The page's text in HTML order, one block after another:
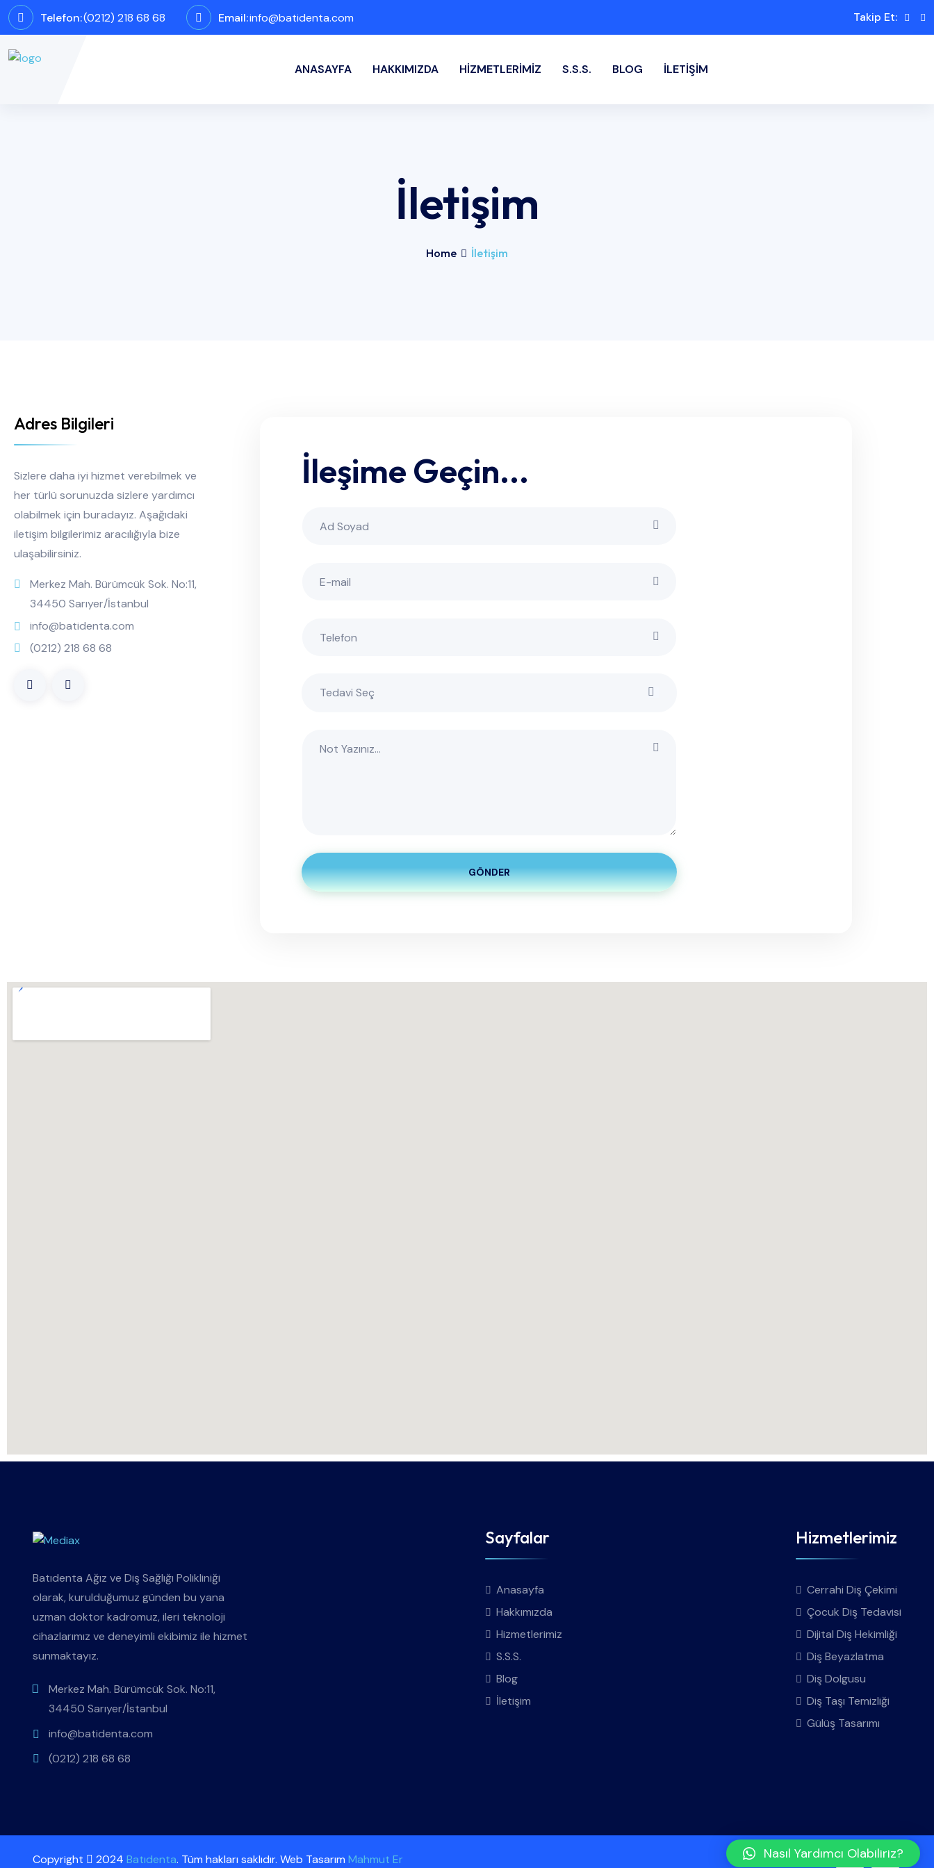
Telefon:(0212) 218 68 68 Email:info@batidenta.com Takip Et:
ANASAYFA HAKKIMIZDA HIZMETLERIMIZ S.S.S. BLOG İLETIŞIM
İletişim
Home İletişim
Adres Bilgileri
Sizlere daha iyi hizmet verebilmek ve
her türlü sorunuzda sizlere yardımcı
olabilmek için buradayız. Aşağıdaki
iletişim bilgilerimiz aracılığıyla bize
ulaşabilirsiniz.
Merkez Mah. Bürümcük Sok. No:11,
34450 Sarıyer/İstanbul
info@batidenta.com
(0212) 218 68 68
İleşime Geçin...
Batıdenta Ağız ve Diş Sağlığı Polikliniği
olarak, kurulduğumuz günden bu yana
uzman doktor kadromuz, ileri teknoloji
cihazlarımız ve deneyimli ekibimiz ile hizmet
sunmaktayız.
Merkez Mah. Bürümcük Sok. No:11,
34450 Sarıyer/İstanbul
info@batidenta.com
(0212) 218 68 68
Sayfalar
Anasayfa
Hakkımızda
Hizmetlerimiz
S.S.S.
Blog
İletişim
Hizmetlerimiz
Cerrahi Diş Çekimi
Çocuk Diş Tedavisi
Dijital Diş Hekimliği
Diş Beyazlatma
Diş Dolgusu
Diş Taşı Temizliği
Gülüş Tasarımı
Copyright 2024 Batıdenta. Tüm hakları saklıdır. Web Tasarım Mahmut Er Nasıl Yardımcı Olabiliriz?